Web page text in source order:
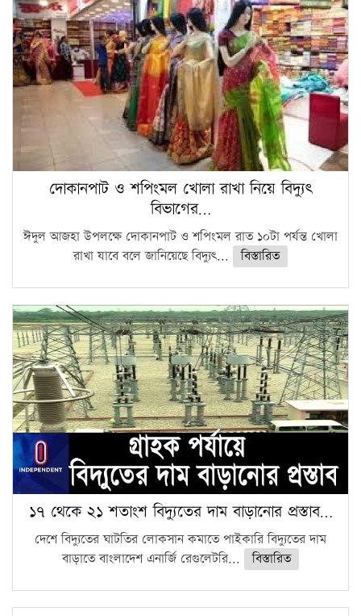
দোকানপাট ও শপিংমল খোলা রাখা নিয়ে বিদ্যুৎ
বিভাগের…
ঈদুল আজহা উপলক্ষে দোকানপাট ও শপিংমল রাত ১০টা পর্যন্ত খোলা
রাখা যাবে বলে জানিয়েছে বিদ্যুৎ...
বিস্তারিত
১৭ থেকে ২১ শতাংশ বিদ্যুতের দাম বাড়ানোর প্রস্তাব…
দেশে বিদ্যুতের ঘাটতির লোকসান কমাতে পাইকারি বিদ্যুতের দাম
বাড়াতে বাংলাদেশ এনার্জি রেগুলেটরি...
বিস্তারিত